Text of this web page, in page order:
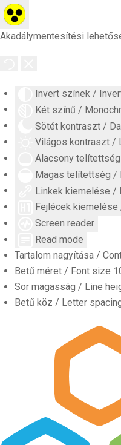
Akadálymentesítési
Invert színek /
Két színű /
Sötét kontraszt /
Világos kontraszt /
Alacsony
Magas telítettség /
Linkek kiemelése /
Fejlécek
Screen reader
Read mode
Tartalom nagyítása /
Betű méret / Font size
Sor magasság / Line
Betű köz / Letter